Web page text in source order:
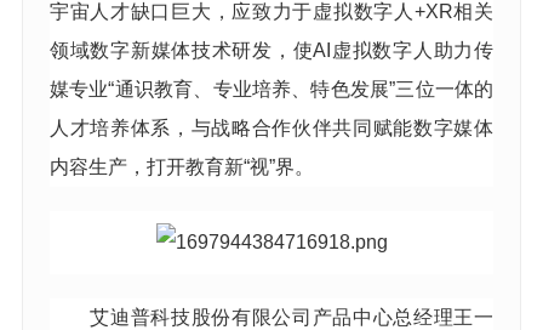
宇宙人才缺口巨大，应致力于虚拟数字人+XR相关
领域数字新媒体技术研发，使AI虚拟数字人助力传
媒专业“通识教育、专业培养、特色发展”三位一体的
人才培养体系，与战略合作伙伴共同赋能数字媒体
内容生产，打开教育新“视”界。
艾迪普科技股份有限公司产品中心总经理王一